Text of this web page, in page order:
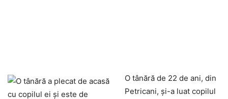
O tânără de 22 de ani, din
Petricani, și-a luat copilul